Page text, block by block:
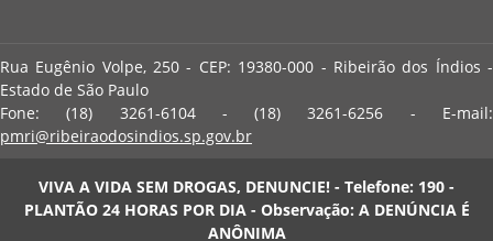
Rua Eugênio Volpe, 250 - CEP: 19380-000 - Ribeirão dos Índios -
Estado de São Paulo
Fone: (18) 3261-6104 - (18) 3261-6256 - E-mail:
pmri@ribeiraodosindios.sp.gov.br
VIVA A VIDA SEM DROGAS, DENUNCIE! - Telefone: 190 -
PLANTÃO 24 HORAS POR DIA - Observação: A DENÚNCIA É
ANÔNIMA